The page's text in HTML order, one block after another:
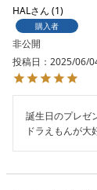
HAL 1
購入者
非公開
投稿日
2025/06/
誕生日のプレゼ
ドラえもんが大